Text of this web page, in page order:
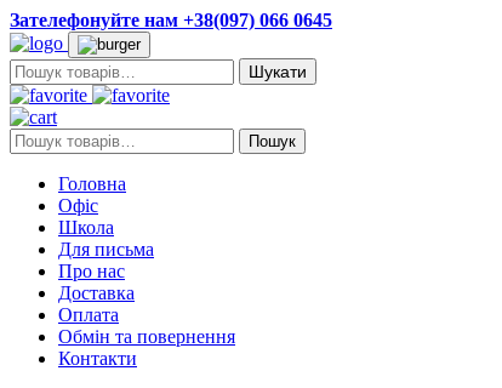
Зателефонуйте нам +38(097) 066 0645
Пошук:
Пошук: Пошук
Головна
Офіс
Школа
Для письма
Про нас
Доставка
Оплата
Обмін та повернення
Контакти